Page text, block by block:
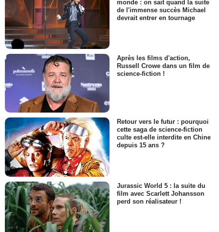
monde : on sait quand la suite
de l'immense succès Michael
devrait entrer en tournage
Après les films d'action,
Russell Crowe dans un film de
science-fiction !
Retour vers le futur : pourquoi
cette saga de science-fiction
culte est-elle interdite en Chine
depuis 15 ans ?
Jurassic World 5 : la suite du
film avec Scarlett Johansson
perd son réalisateur !